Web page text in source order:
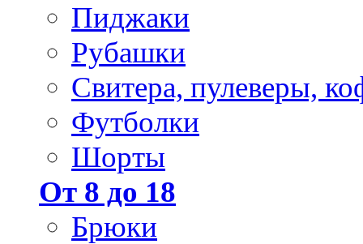
Пиджаки
Рубашки
Свитера, пулеверы,
Футболки
Шорты
От 8 до 18
Брюки